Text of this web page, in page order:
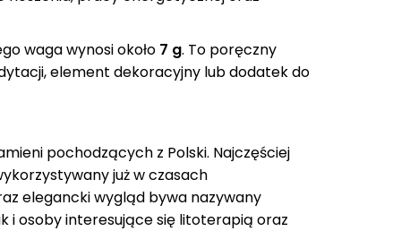
Dołączony
które zadecydują o Twojej
modlitwy i sentencje na...
waga wynosi około 7 g. To poręczny
element dekoracyjny lub dodatek do
pochodzących z Polski. Najczęściej
już w czasach
elegancki wygląd bywa nazywany
i osoby interesujące się litoterapią oraz